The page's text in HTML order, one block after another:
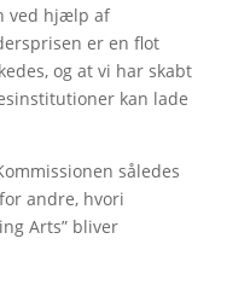
ved hjælp af
er en flot
og at vi har skabt
kan lade
således
andre, hvori
Arts” bliver